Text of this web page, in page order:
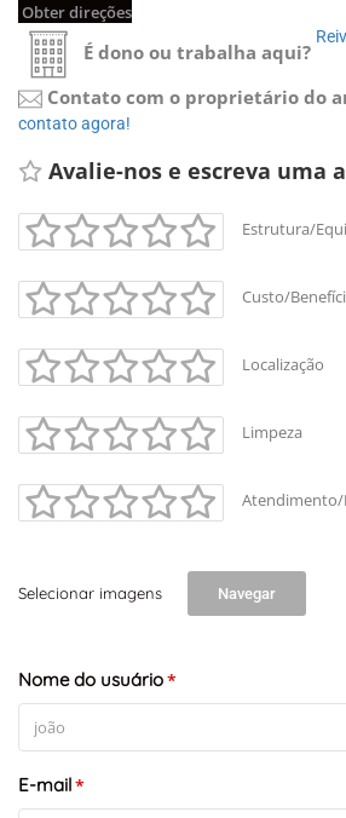
Leaflet
Obter direções
É dono ou trabalha aqui?
Contato com o proprietário do
contato agora!
Avalie-nos e escreva uma
Estrutura/
Custo/
Localização
Limpeza
Atendimento/
Selecionar imagens Navegar
Nome do usuário*
E-mail*